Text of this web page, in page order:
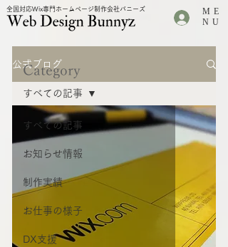
.
全国対応Wix専門ホームページ制作会社バニーズ
ME
NU
公式ブログ
すべての記事
お知らせ情報
制作実績
お仕事の様子
DX支援
すべての記事
Category